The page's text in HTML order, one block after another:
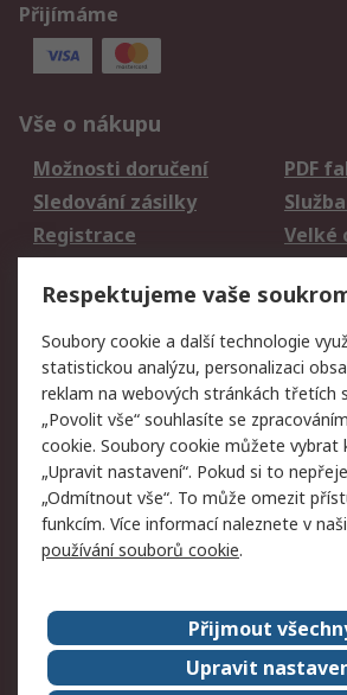
Přijímáme
Vše o nákupu
Možnosti doručení
PDF
Sledování zásilky
Registrace
Velké
Právní
Autorská práva
Prohlášení o ochraně
údajů
Zásady pro soubory
cookie
O naší společnosti
RS
Respektujeme vaše
Soubory cookie a další technologie
statistickou analýzu, personalizaci
reklam na webových stránkách třetích
„Povolit vše“ souhlasíte se
cookie. Soubory cookie můžete vybrat
„Upravit nastavení“. Pokud si to
„Odmítnout vše“. To může omezit
funkcím. Více informací naleznete v
používání souborů cookie.
Přijmout
Upravit